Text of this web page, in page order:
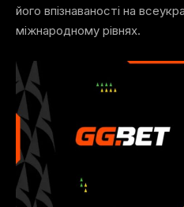
його впізнаваності на
міжнародному рівнях.